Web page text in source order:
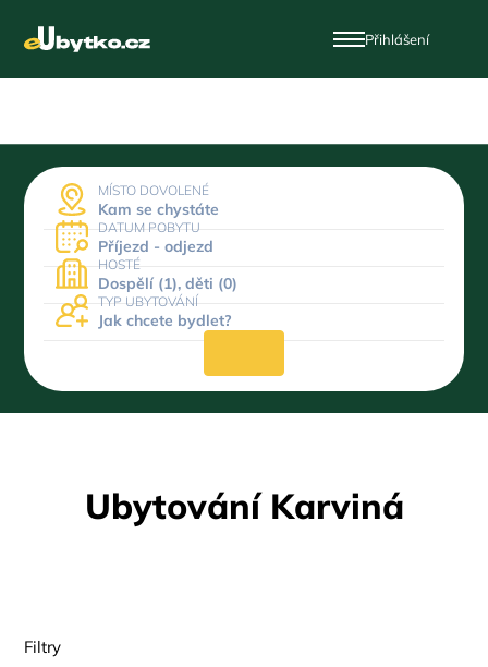
Přihlášení
MÍSTO DOVOLENÉ
Kam se chystáte
DATUM POBYTU
Příjezd - odjezd
HOSTÉ
Dospělí (1), děti (0)
TYP UBYTOVÁNÍ
Jak chcete bydlet?
Ubytování Karviná
Filtry